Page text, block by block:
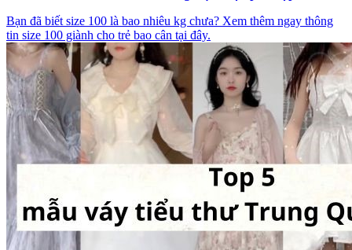
Bạn đã biết size 100 là bao nhiêu kg chưa? Xem thêm ngay thông
tin size 100 giành cho trẻ bao cân tại đây.